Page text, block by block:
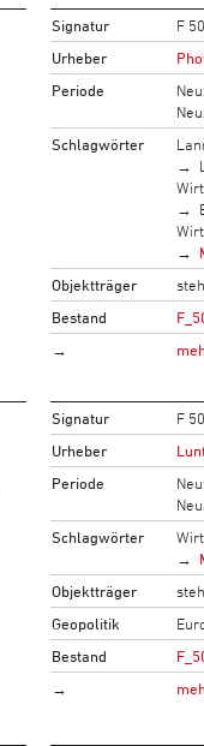
Signatur
F
Urheber
Periode
Schlagwörter
Objektträger
Bestand
→
Signatur
F
Urheber
Periode
Schlagwörter
Objektträger
Geopolitik
Bestand
→